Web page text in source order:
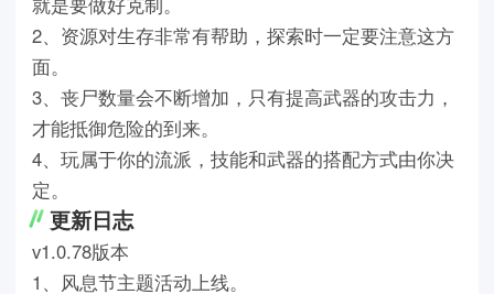
2、资源对生存非常有帮助，探索时一定要注意这方
面。
3、丧尸数量会不断增加，只有提高武器的攻击力，
才能抵御危险的到来。
4、玩属于你的流派，技能和武器的搭配方式由你决
定。
更新日志
v1.0.78版本
1、风息节主题活动上线。